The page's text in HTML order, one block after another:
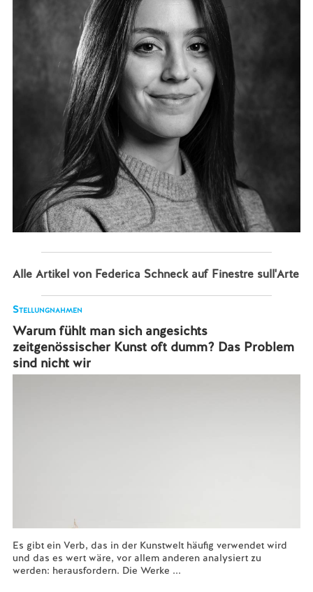
Alle Artikel von Federica Schneck auf Finestre sull'Arte
Stellungnahmen
Warum fühlt man sich angesichts
zeitgenössischer Kunst oft dumm? Das Problem
sind nicht wir
Es gibt ein Verb, das in der Kunstwelt häufig verwendet wird
und das es wert wäre, vor allem anderen analysiert zu
werden: herausfordern. Die Werke ...